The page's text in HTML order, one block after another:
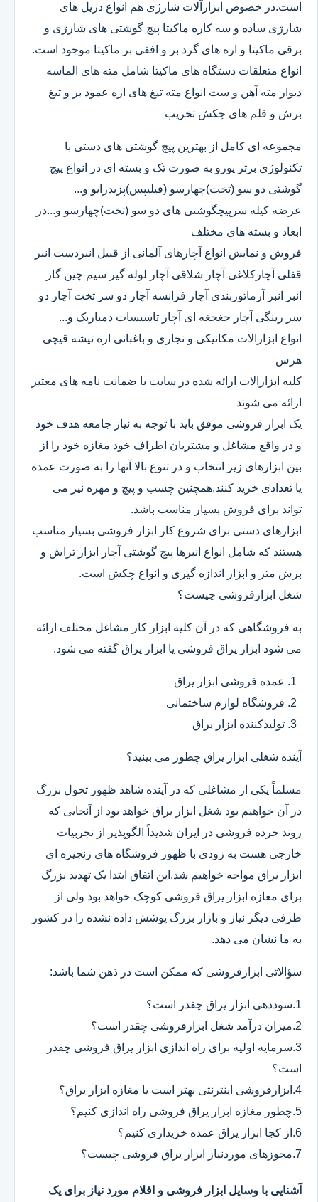
است.در خصوص ابزارآلات شارژی هم انواع دریل های
شارژی ساده و سه کاره ماکیتا پیچ گوشتی های شارژی و
برقی ماکیتا و اره های گرد بر و افقی بر ماکیتا موجود است.
انواع متعلقات دستگاه های ماکیتا شامل مته های الماسه
دیوار مته آهن و ست انواع مته تیغ های اره عمود بر و تیغ
برش و قلم های چکش تخریب
مجموعه ای کامل از بهترین پیچ گوشتی های دستی با
تکنولوژی برتر یورو به صورت تک و بسته ای در انواع پیچ
گوشتی دو سو (تخت)چهارسو (فیلیپس)پزیدرایو و...
عرضه کیله سرپیچگوشتی های دو سو (تخت)چهارسو و...در
ابعاد و بسته های مختلف
فروش و نمایش انواع آچارهای آلمانی از قبیل انبردست انبر
قفلی آچارکلاغی آچار شلاقی آچار لوله گیر سیم چین گاز
انبر انبر آرماتوربندی آچار فرانسه آچار دو سر تخت آچار دو
سر رینگی آچار جغجغه ای آچار تاسیسات دمباریک و...
انواع ابزارالات مکانیکی و نجاری و باغبانی اره تیشه قیچی
هرس
کلیه ابزارالات ارائه شده در سایت با ضمانت نامه های معتبر
ارائه می شوند
یک ابزار فروشی موفق باید با توجه به نیاز جامعه هدف خود
و در واقع مشاغل و مشتریان اطراف خود مغازه خود را از
بین ابزارهای زیر انتخاب و در تنوع بالا آنها را به صورت عمده
یا تعدادی خرید کنند.همچنین چسب و پیچ و مهره نیز می
تواند برای فروش بسیار مناسب باشد.
ابزارهای دستی برای شروع کار ابزار فروشی بسیار مناسب
هستند که شامل انواع انبرها پیچ گوشتی آچار ابزار تراش و
برش متر و ابزار اندازه گیری و انواع چکش است.
شغل ابزارفروشی چیست؟
به فروشگاهی که در آن کلیه ابزار کار مشاغل مختلف ارائه
می شود ابزار یراق فروشی یا ابزار یراق گفته می شود.
عمده فروشی ابزار یراق
فروشگاه لوازم ساختمانی
تولیدکننده ابزار یراق
آینده شغلی ابزار یراق چطور می بینید؟
مسلماً یکی از مشاغلی که در آینده شاهد ظهور تحول بزرگ
در آن خواهیم بود شغل ابزار یراق خواهد بود از آنجایی که
روند خرده فروشی در ایران شدیداً الگوپذیر از تجربیات
خارجی هست به زودی با ظهور فروشگاه های زنجیره ای
ابزار یراق مواجه خواهیم شد.این اتفاق ابتدا یک تهدید بزرگ
برای مغازه ابزار یراق فروشی کوچک خواهد بود ولی از
طرفی دیگر نیاز و بازار بزرگ پوشش داده نشده را در کشور
به ما نشان می دهد.
سؤالاتی ابزارفروشی که ممکن است در ذهن شما باشد:
1.سوددهی ابزار یراق چقدر است؟
2.میزان درآمد شغل ابزارفروشی چقدر است؟
3.سرمایه اولیه برای راه اندازی ابزار یراق فروشی چقدر
است؟
4.ابزارفروشی اینترنتی بهتر است یا مغازه ابزار یراق؟
5.چطور مغازه ابزار یراق فروشی راه اندازی کنیم؟
6.از کجا ابزار یراق عمده خریداری کنیم؟
7.مجوزهای موردنیاز ابزار یراق فروشی چیست؟
آشنایی با وسایل ابزار فروشی و اقلام مورد نیاز برای یک